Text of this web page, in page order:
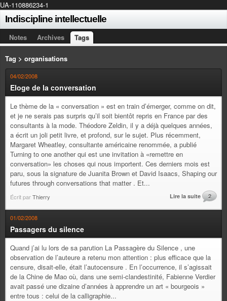
UA-110886234-1
Indiscipline intellectuelle
Notes Archives Tags
Tag > organisations
04/02/2008
Eloge de la conversation
Le thème de la « conversation » est en train d’émerger, comme on dit,
et je ne serais pas surpris qu’il soit bientôt repris en France par des
consultants à la mode. Théodore Zeldin, il y a déjà quelques années,
a écrit un joli petit livre, et profond, sur le sujet. Plus récemment,
Margaret Wheatley, consultante américaine renommée, a publié
Turning to one another qui est une invitation à «remettre en
conversation» les choses qui nous importent. Ces derniers mois est
paru, sous la signature de Juanita Brown et David Isaacs, Shaping our
futures through conversations that matter . Et...
Écrit parThierry Lire la suite 2
01/02/2008
Passagers du silence
Quand j’ai lu lors de sa parution La Passagère du Silence , une
observation de l’auteure a retenu mon attention : plus efficace que la
censure, disait-elle, était l’autocensure . En l’occurrence, il s’agissait
de la Chine de Mao où, dans une semi-clandestinité, Fabienne Verdier
avait passé une dizaine d’années à apprendre un art « bourgeois »
entre tous : celui de la calligraphie...